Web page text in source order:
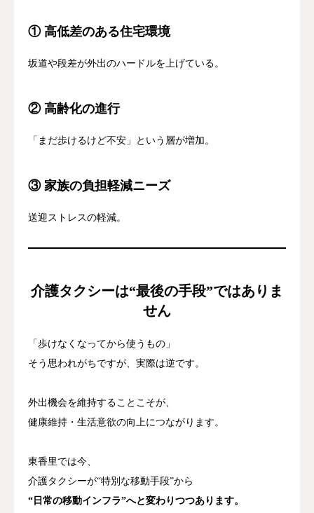
① 高低差のある住宅環境
坂道や段差が外出のハードルを上げている。
② 高齢化の進行
「まだ歩けるけど不安」という層が増加。
③ 家族の負担軽減ニーズ
送迎ストレスの軽減。
介護タクシーは“最後の手段”ではありま
せん
「歩けなくなってから使うもの」
そう思われがちですが、実際は逆です。
外出機会を維持することこそが、
健康維持・生活意欲の向上につながります。
東香里では今、
介護タクシーが“特別な移動手段”から
“日常の移動インフラ”へと変わりつつあります。